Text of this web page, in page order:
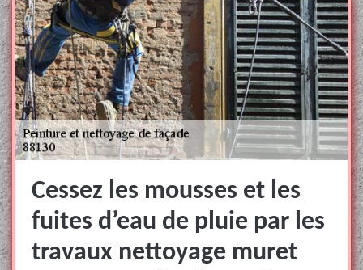
Cessez les mousses et les
fuites d’eau de pluie par les
travaux nettoyage muret